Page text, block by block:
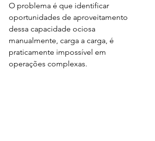
O problema é que identificar
oportunidades de aproveitamento
dessa capacidade ociosa
manualmente, carga a carga, é
praticamente impossível em
operações complexas.